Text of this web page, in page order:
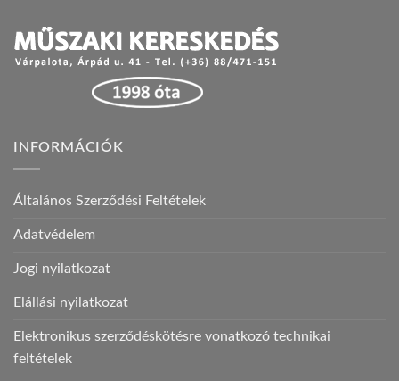
INFORMÁCIÓK
Általános Szerződési Feltételek
Adatvédelem
Jogi nyilatkozat
Elállási nyilatkozat
Elektronikus szerződéskötésre vonatkozó technikai
feltételek